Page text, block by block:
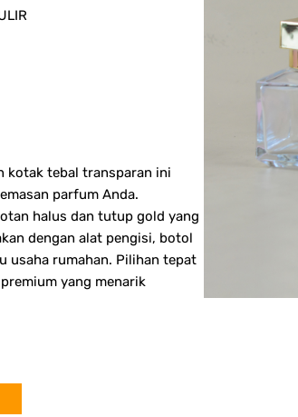
kotak tebal transparan ini
parfum Anda.
halus dan tutup gold yang
dengan alat pengisi, botol
usaha rumahan. Pilihan tepat
yang menarik